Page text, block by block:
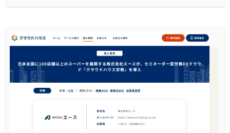
目的に導入。
属人化や手作業によるミス、紙やメールの煩雑
な運用が残り、業務の一元管理と効率化が困難
だった。
導入前の課題に対する解決策